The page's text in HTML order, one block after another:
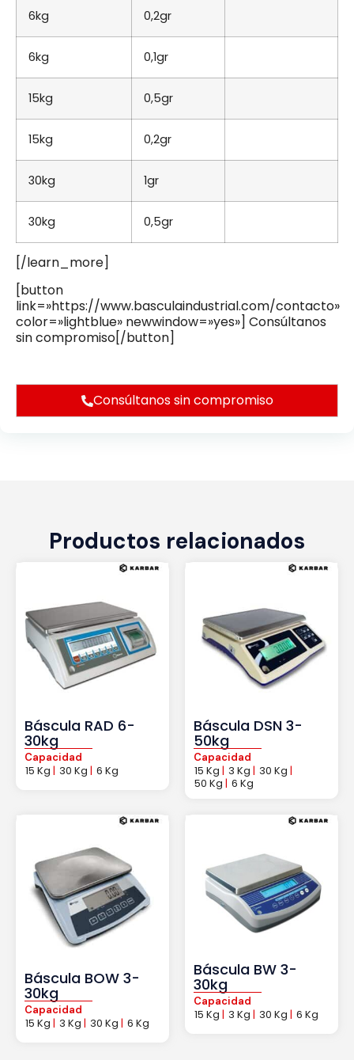
6kg 0,2gr
6kg 0,1gr
15kg 0,5gr
15kg 0,2gr
30kg 1gr
30kg 0,5gr
[/learn_more]
[button
link=»https://www.basculaindustrial.com/contacto»
color=»lightblue» newwindow=»yes»] Consúltanos
sin compromiso[/button]
Consúltanos sin compromiso
Productos relacionados
Báscula RAD 6-
30kg
Capacidad
15 Kg | 30 Kg | 6 Kg
Báscula DSN 3-
50kg
Capacidad
15 Kg | 3 Kg | 30 Kg |
50 Kg | 6 Kg
Báscula BOW 3-
30kg
Capacidad
15 Kg | 3 Kg | 30 Kg | 6 Kg
Báscula BW 3-
30kg
Capacidad
15 Kg | 3 Kg | 30 Kg | 6 Kg